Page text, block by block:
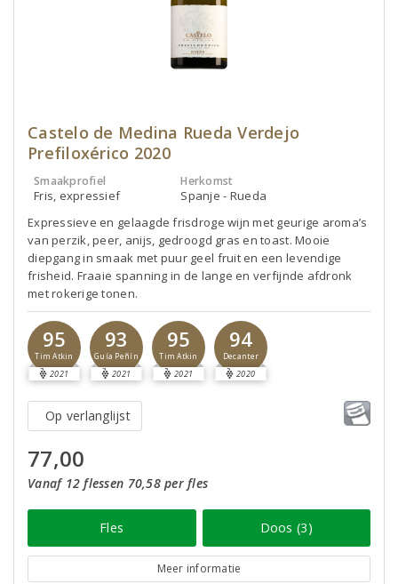
Castelo de Medina Rueda Verdejo
Prefiloxérico 2020
Smaakprofiel
Fris, expressief
Herkomst
Spanje - Rueda
Expressieve en gelaagde frisdroge wijn met geurige aroma’s
van perzik, peer, anijs, gedroogd gras en toast. Mooie
diepgang in smaak met puur geel fruit en een levendige
frisheid. Fraaie spanning in de lange en verfijnde afdronk
met rokerige tonen.
95
Tim Atkin
2021
93
Guía Peñín
2021
95
Tim Atkin
2021
94
Decanter
2020
Op verlanglijst
77,00
Vanaf 12 flessen 70,58 per fles
Fles Doos (3)
Meer informatie